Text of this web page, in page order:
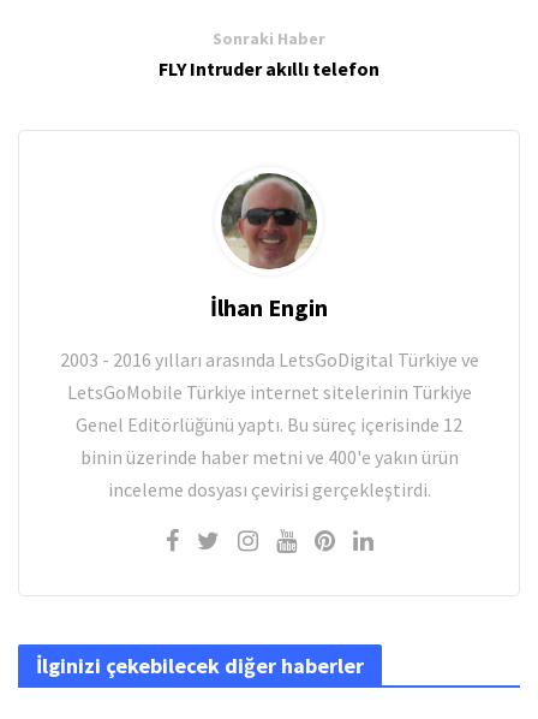
Sonraki Haber
FLY Intruder akıllı telefon
İlhan Engin
2003 - 2016 yılları arasında LetsGoDigital Türkiye ve
LetsGoMobile Türkiye internet sitelerinin Türkiye
Genel Editörlüğünü yaptı. Bu süreç içerisinde 12
binin üzerinde haber metni ve 400'e yakın ürün
inceleme dosyası çevirisi gerçekleştirdi.
İlginizi çekebilecek diğer haberler